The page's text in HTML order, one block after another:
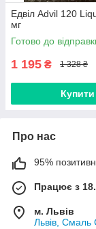
Едвіл Advil 120
мг
Готово до
1 195 ₴ 1 328 ₴
Купити
Про нас
95%
Працює з
м. Львів
Львів, Смаль